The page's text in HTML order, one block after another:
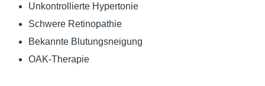
Unkontrollierte Hypertonie
Schwere Retinopathie
Bekannte Blutungsneigung
OAK-Therapie